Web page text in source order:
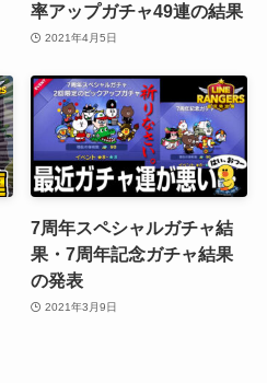
率アップガチャ49連の結果
2021年4月5日
7周年スペシャルガチャ結
果・7周年記念ガチャ結果
の発表
2021年3月9日